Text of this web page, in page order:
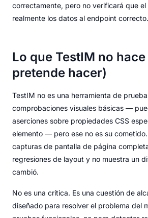
correctamente, pero no verificará que el
realmente los datos al endpoint correcto.
Lo que TestIM no
pretende hacer)
TestIM no es una herramienta de
comprobaciones visuales básicas —
aserciones sobre propiedades CSS
elemento — pero ese no es su
capturas de pantalla de página
regresiones de layout y no muestra un
cambió.
No es una crítica. Es una cuestión de
diseñado para resolver el problema del